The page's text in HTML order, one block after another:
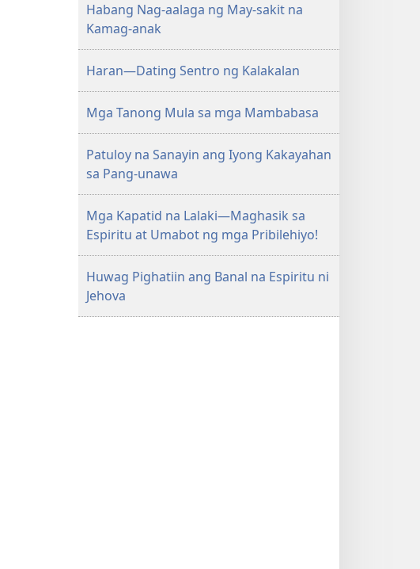
Habang Nag-aalaga ng May-sakit na
Kamag-anak
Haran—Dating Sentro ng Kalakalan
Mga Tanong Mula sa mga Mambabasa
Patuloy na Sanayin ang Iyong Kakayahan
sa Pang-unawa
Mga Kapatid na Lalaki—Maghasik sa
Espiritu at Umabot ng mga Pribilehiyo!
Huwag Pighatiin ang Banal na Espiritu ni
Jehova